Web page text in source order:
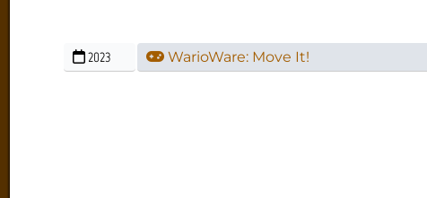
2023 WarioWare: Move It!